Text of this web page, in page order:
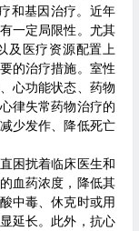
和基因治疗。近年
一定局限性。尤其
及医疗资源配置上
的治疗措施。室性
心功能状态、药物
律失常药物治疗的
少发作、降低死亡
困扰着临床医生和
血药浓度，降低其
中毒、休克时或用
延长。此外，抗心